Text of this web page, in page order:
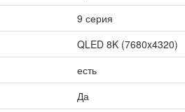
9 серия
QLED 8K (7680x4320)
есть
Да